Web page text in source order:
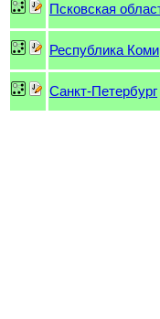
Псковская
Республика Коми
Санкт-Петербург